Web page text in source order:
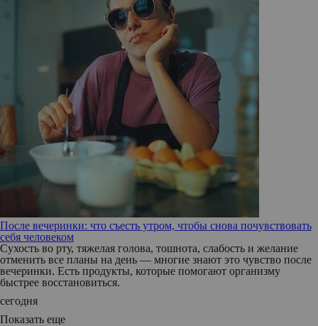
После вечеринки: что съесть утром, чтобы снова почувствовать
себя человеком
Сухость во рту, тяжелая голова, тошнота, слабость и желание
отменить все планы на день — многие знают это чувство после
вечеринки. Есть продукты, которые помогают организму
быстрее восстановиться.
сегодня
Показать еще